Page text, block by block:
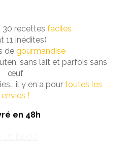
30 recettes faciles
11 inédites)
de gourmandise
sans lait et parfois sans
œuf
il y en a pour toutes les
envies !
en 48h